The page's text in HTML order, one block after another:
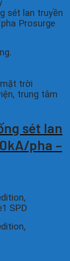
sét lan truyền
Prosurge
trời
trung tâm
sét lan
pha –
SPD